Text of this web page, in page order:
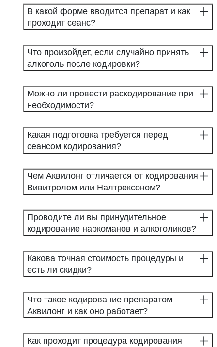
В какой форме вводится препарат и как
проходит сеанс?
Что произойдет, если случайно принять
алкоголь после кодировки?
Можно ли провести раскодирование при
необходимости?
Какая подготовка требуется перед
сеансом кодирования?
Чем Аквилонг отличается от кодирования
Вивитролом или Налтрексоном?
Проводите ли вы принудительное
кодирование наркоманов и алкоголиков?
Какова точная стоимость процедуры и
есть ли скидки?
Что такое кодирование препаратом
Аквилонг и как оно работает?
Как проходит процедура кодирования